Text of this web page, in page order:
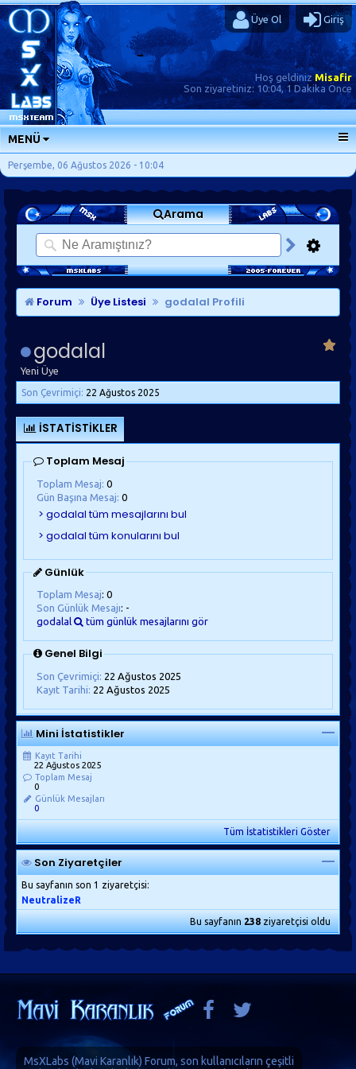
Üye Ol Giriş
Hoş geldinizMisafir
Son ziyaretiniz: 10:04, 1 Dakika Önce
MENÜ
ANA SAYFA
FORUMLAR
SORU-CEVAP
GÜNLÜKLER
SON MESAJLAR
KISAYOLLAR
Perşembe, 06 Ağustos 2026 - 10:04
Arama
Forum Üye Listesi godalal Profili
godalal
Yeni Üye
Son Çevrimiçi: 22 Ağustos 2025
İSTATISTIKLER
Toplam Mesaj
Toplam Mesaj: 0
Gün Başına Mesaj: 0
Günlük
Toplam Mesaj: 0
Son Günlük Mesajı : -
godalal
tüm günlük mesajlarını gör
Genel Bilgi
Son Çevrimiçi: 22 Ağustos 2025
Kayıt Tarihi: 22 Ağustos 2025
Mini İstatistikler
Kayıt Tarihi
22 Ağustos 2025
Toplam Mesaj
0
Günlük Mesajları
0
Tüm İstatistikleri Göster
Son Ziyaretçiler
Bu sayfanın son 1 ziyaretçisi:
NeutralizeR
Bu sayfanın238ziyaretçisi oldu
MsXLabs (Mavi Karanlık) Forum, son kullanıcıların çeşitli